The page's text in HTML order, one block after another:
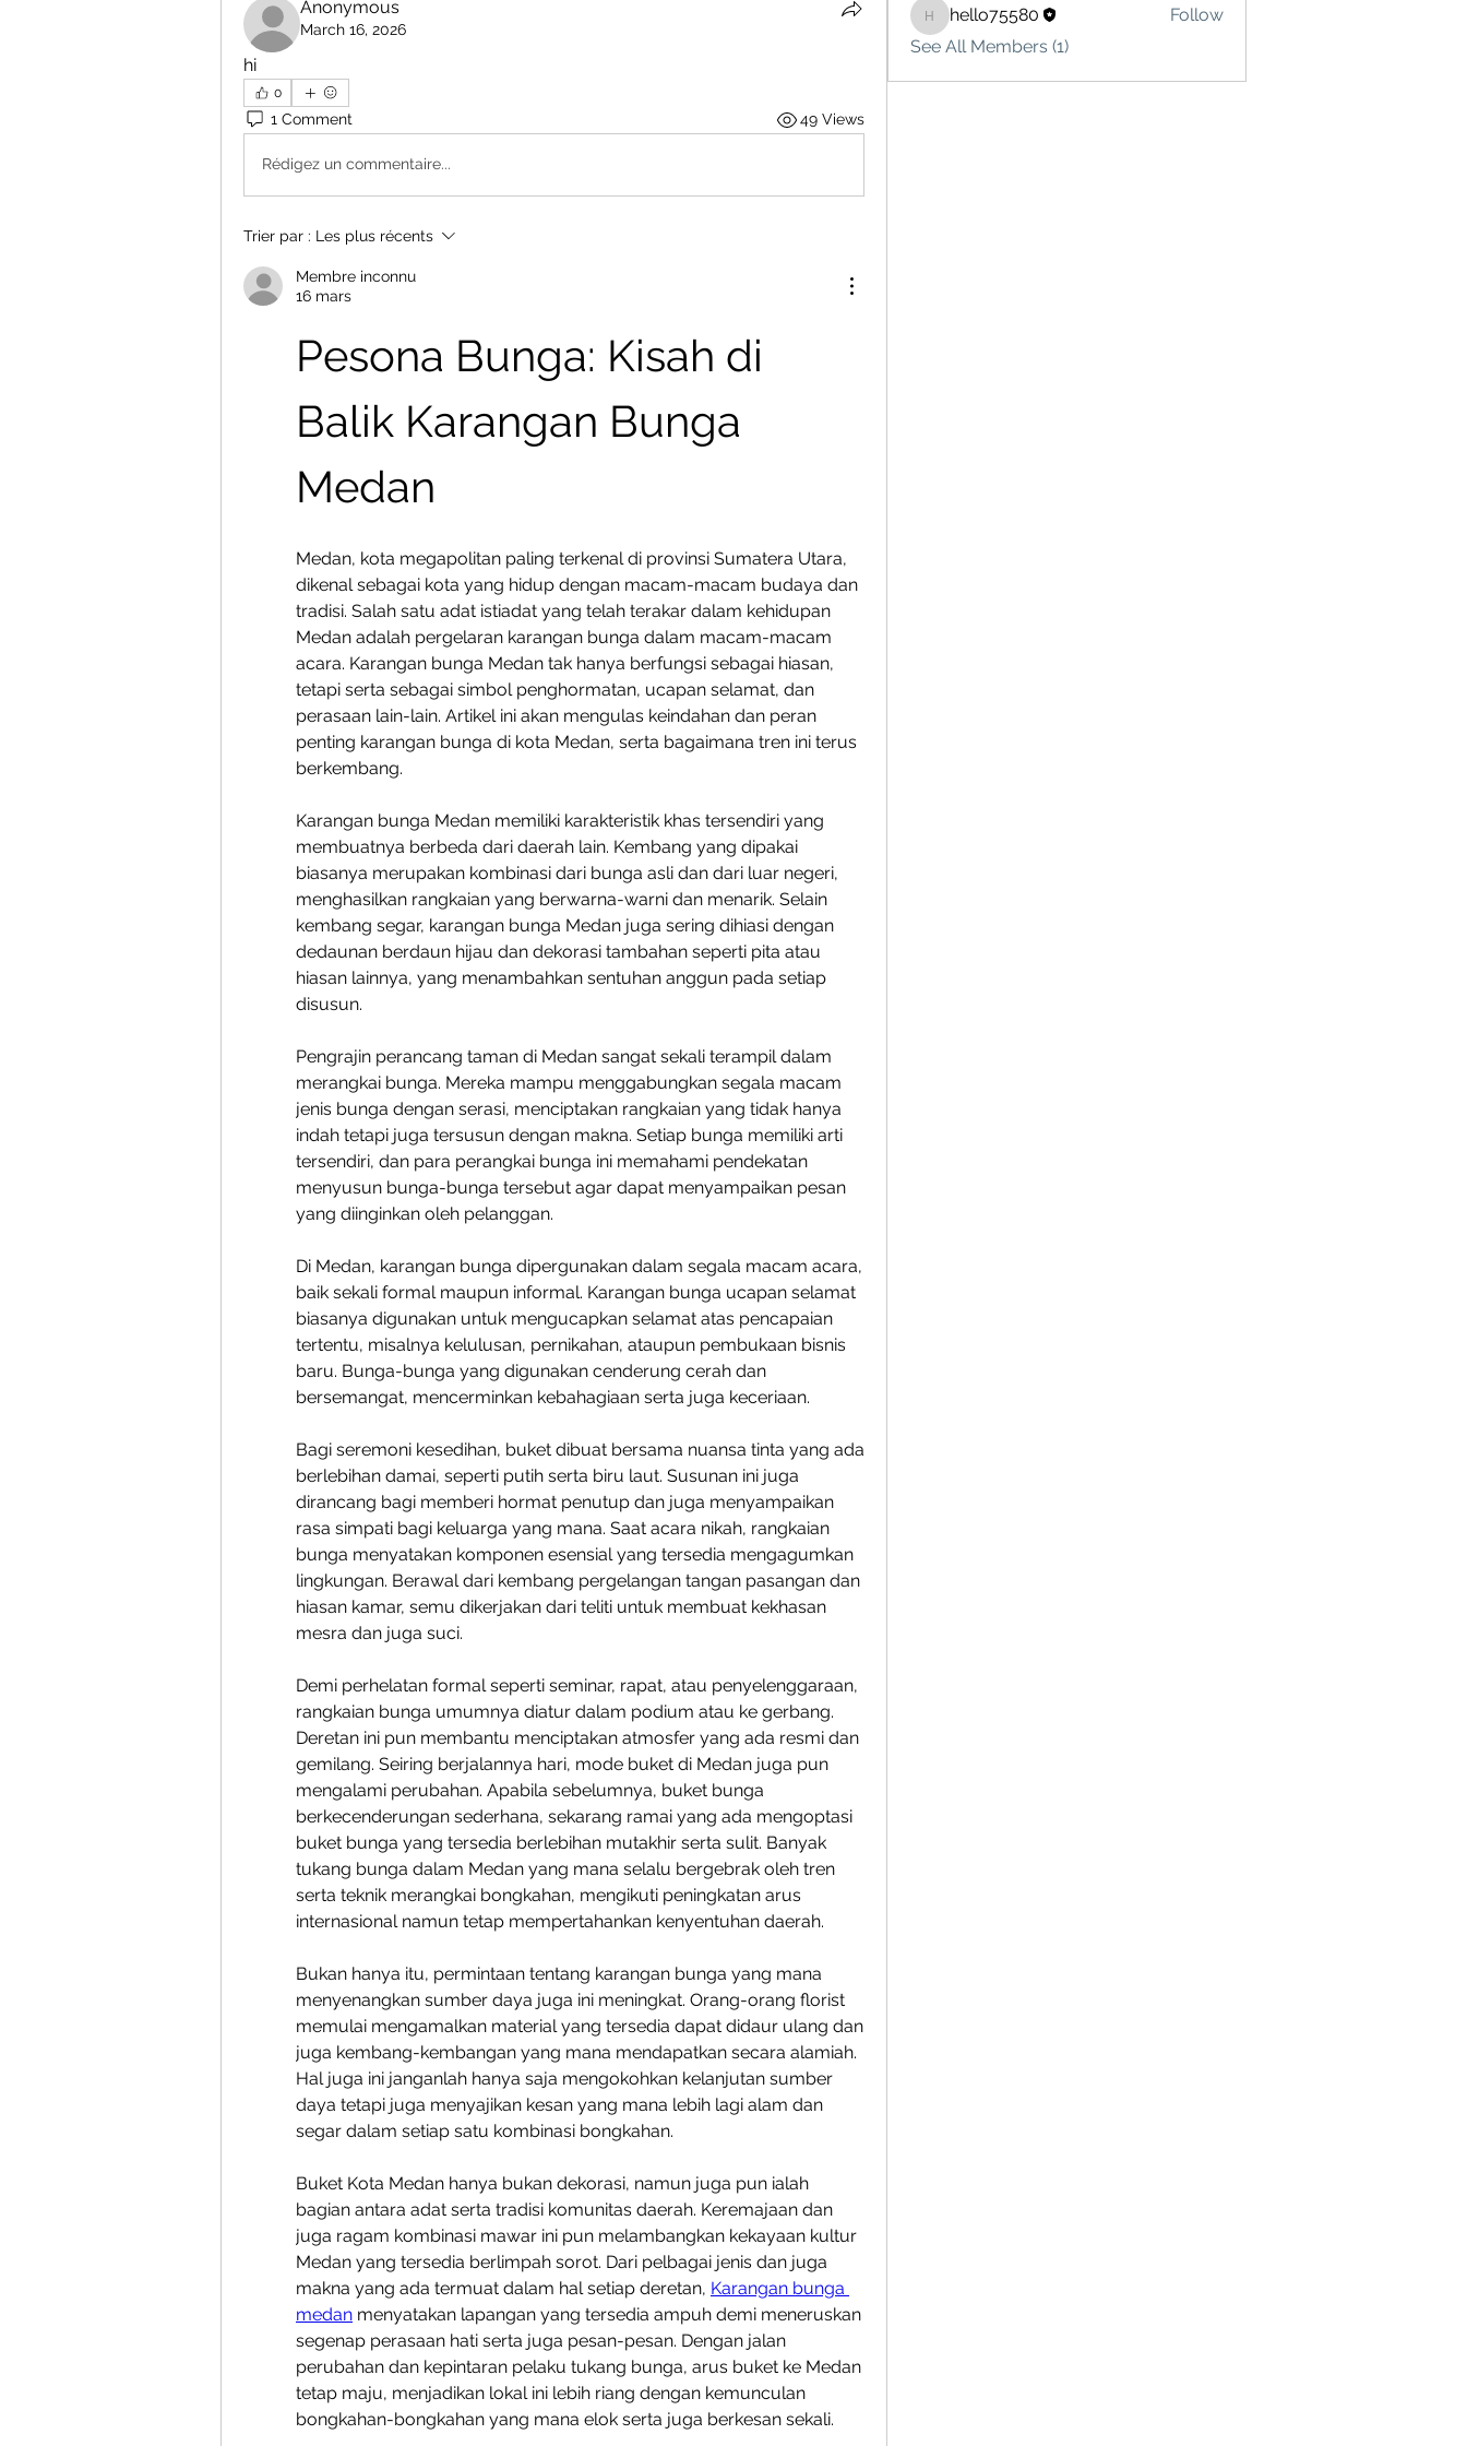
Anonymous
March 16, 2026
hi
0
1 Comment 49 Views
Rédigez un commentaire...
Trier par : Les plus récents
Membre inconnu
16 mars
Pesona Bunga: Kisah di
Balik Karangan Bunga
Medan
Medan, kota megapolitan paling terkenal di provinsi Sumatera Utara,
dikenal sebagai kota yang hidup dengan macam-macam budaya dan
tradisi. Salah satu adat istiadat yang telah terakar dalam kehidupan
Medan adalah pergelaran karangan bunga dalam macam-macam
acara. Karangan bunga Medan tak hanya berfungsi sebagai hiasan,
tetapi serta sebagai simbol penghormatan, ucapan selamat, dan
perasaan lain-lain. Artikel ini akan mengulas keindahan dan peran
penting karangan bunga di kota Medan, serta bagaimana tren ini terus
berkembang.
Karangan bunga Medan memiliki karakteristik khas tersendiri yang
membuatnya berbeda dari daerah lain. Kembang yang dipakai
biasanya merupakan kombinasi dari bunga asli dan dari luar negeri,
menghasilkan rangkaian yang berwarna-warni dan menarik. Selain
kembang segar, karangan bunga Medan juga sering dihiasi dengan
dedaunan berdaun hijau dan dekorasi tambahan seperti pita atau
hiasan lainnya, yang menambahkan sentuhan anggun pada setiap
disusun.
Pengrajin perancang taman di Medan sangat sekali terampil dalam
merangkai bunga. Mereka mampu menggabungkan segala macam
jenis bunga dengan serasi, menciptakan rangkaian yang tidak hanya
indah tetapi juga tersusun dengan makna. Setiap bunga memiliki arti
tersendiri, dan para perangkai bunga ini memahami pendekatan
menyusun bunga-bunga tersebut agar dapat menyampaikan pesan
yang diinginkan oleh pelanggan.
Di Medan, karangan bunga dipergunakan dalam segala macam acara,
baik sekali formal maupun informal. Karangan bunga ucapan selamat
biasanya digunakan untuk mengucapkan selamat atas pencapaian
tertentu, misalnya kelulusan, pernikahan, ataupun pembukaan bisnis
baru. Bunga-bunga yang digunakan cenderung cerah dan
bersemangat, mencerminkan kebahagiaan serta juga keceriaan.
Bagi seremoni kesedihan, buket dibuat bersama nuansa tinta yang ada
berlebihan damai, seperti putih serta biru laut. Susunan ini juga
dirancang bagi memberi hormat penutup dan juga menyampaikan
rasa simpati bagi keluarga yang mana. Saat acara nikah, rangkaian
bunga menyatakan komponen esensial yang tersedia mengagumkan
lingkungan. Berawal dari kembang pergelangan tangan pasangan dan
hiasan kamar, semu dikerjakan dari teliti untuk membuat kekhasan
mesra dan juga suci.
Demi perhelatan formal seperti seminar, rapat, atau penyelenggaraan,
rangkaian bunga umumnya diatur dalam podium atau ke gerbang.
Deretan ini pun membantu menciptakan atmosfer yang ada resmi dan
gemilang. Seiring berjalannya hari, mode buket di Medan juga pun
mengalami perubahan. Apabila sebelumnya, buket bunga
berkecenderungan sederhana, sekarang ramai yang ada mengoptasi
buket bunga yang tersedia berlebihan mutakhir serta sulit. Banyak
tukang bunga dalam Medan yang mana selalu bergebrak oleh tren
serta teknik merangkai bongkahan, mengikuti peningkatan arus
internasional namun tetap mempertahankan kenyentuhan daerah.
Bukan hanya itu, permintaan tentang karangan bunga yang mana
menyenangkan sumber daya juga ini meningkat. Orang-orang florist
memulai mengamalkan material yang tersedia dapat didaur ulang dan
juga kembang-kembangan yang mana mendapatkan secara alamiah.
Hal juga ini janganlah hanya saja mengokohkan kelanjutan sumber
daya tetapi juga menyajikan kesan yang mana lebih lagi alam dan
segar dalam setiap satu kombinasi bongkahan.
Buket Kota Medan hanya bukan dekorasi, namun juga pun ialah
bagian antara adat serta tradisi komunitas daerah. Keremajaan dan
juga ragam kombinasi mawar ini pun melambangkan kekayaan kultur
Medan yang tersedia berlimpah sorot. Dari pelbagai jenis dan juga
makna yang ada termuat dalam hal setiap deretan, Karangan bunga
medan menyatakan lapangan yang tersedia ampuh demi meneruskan
segenap perasaan hati serta juga pesan-pesan. Dengan jalan
perubahan dan kepintaran pelaku tukang bunga, arus buket ke Medan
tetap maju, menjadikan lokal ini lebih riang dengan kemunculan
bongkahan-bongkahan yang mana elok serta juga berkesan sekali.
hello75580
hello75580
Follow
See All Members (1)